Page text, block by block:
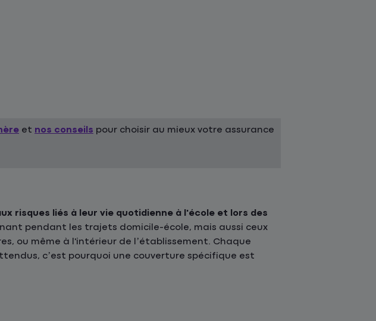
et nos conseils pour choisir au mieux votre assurance
risques liés à leur vie quotidienne à l'école et lors des
pendant les trajets domicile-école, mais aussi ceux
ou même à l'intérieur de l’établissement. Chaque
c’est pourquoi une couverture spécifique est